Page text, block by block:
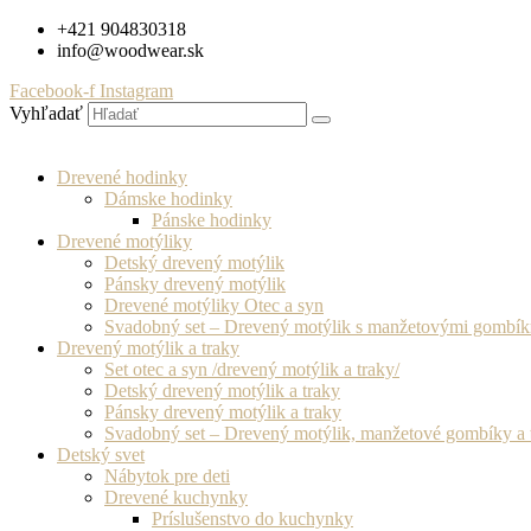
Preskočiť+421 904830318
info@woodwear.sk
Facebook-f Instagram
Vyhľadať
Drevené hodinky
Dámske hodinky
Pánske hodinky
Drevené motýliky
Detský drevený motýlik
Pánsky drevený motýlik
Drevené motýliky Otec a syn
Svadobný set – Drevený motýlik s manžetovými
Drevený motýlik a traky
Set otec a syn /drevený motýlik a traky/
Detský drevený motýlik a traky
Pánsky drevený motýlik a traky
Svadobný set – Drevený motýlik, manžetové gombíky a
Detský svet
Nábytok pre deti
Drevené kuchynky
Príslušenstvo do kuchynky